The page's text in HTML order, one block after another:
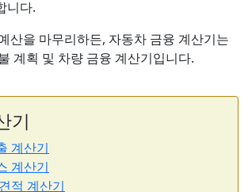
니다.
산을 마무리하든, 자동차 금융 계산기는
계획 및 차량 금융 계산기입니다.
기
계산기
계산기
적 계산기